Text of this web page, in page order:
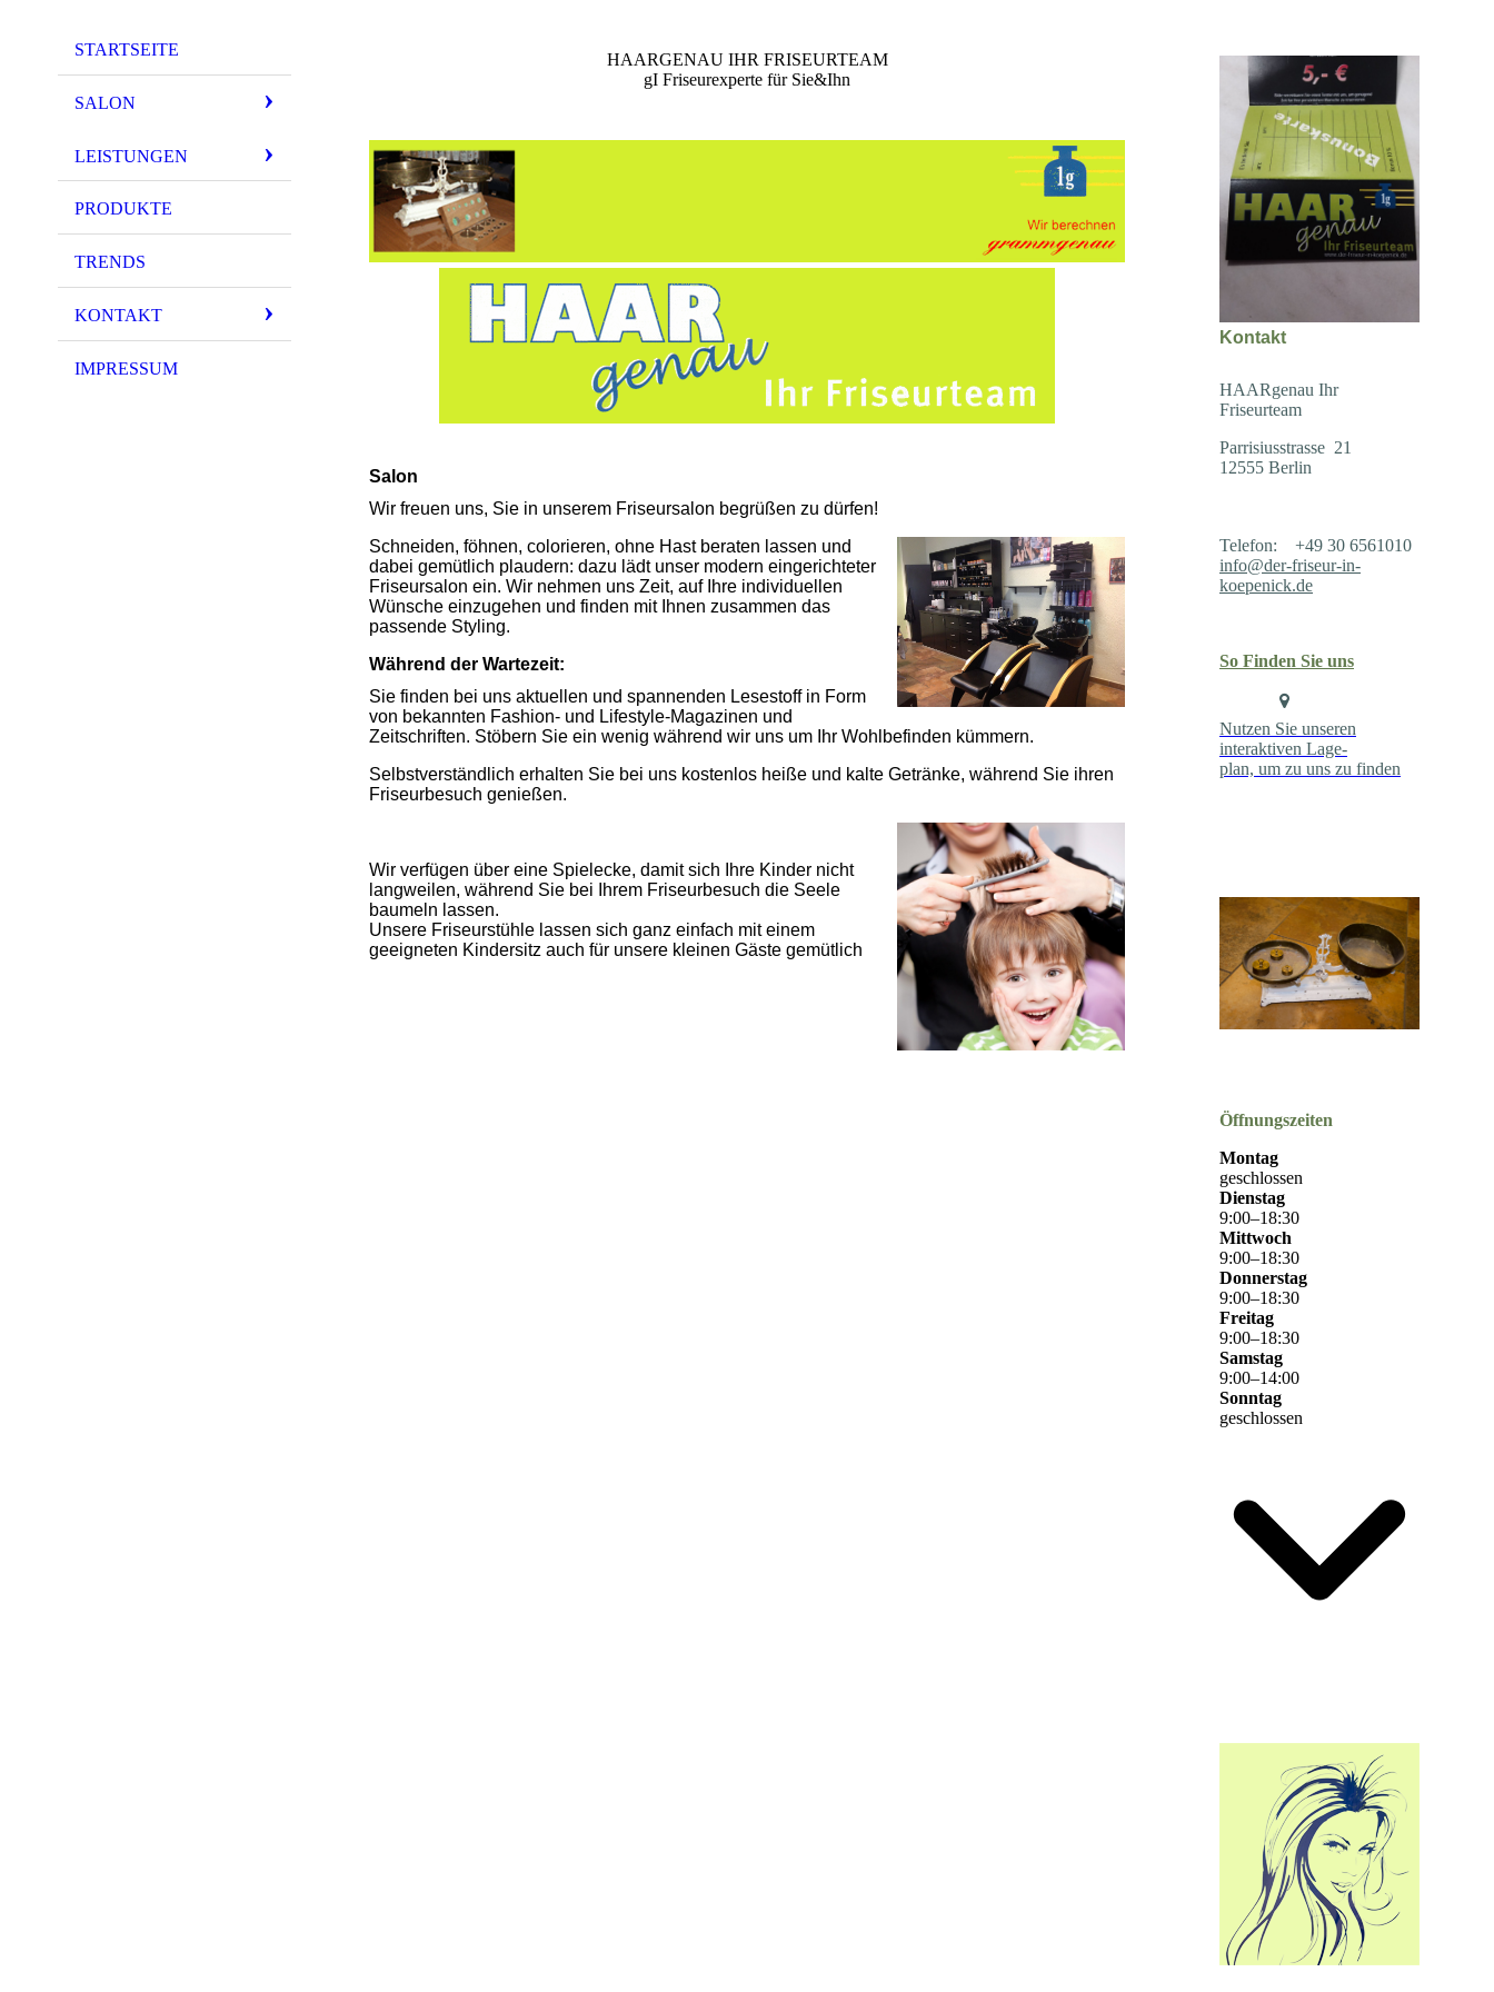
STARTSEITE
SALON
LEISTUNGEN
PRODUKTE
TRENDS
KONTAKT
IMPRESSUM
HAARGENAU IHR FRISEURTEAM
gI Friseurexperte für Sie&Ihn
Salon
Wir freuen uns, Sie in unserem Friseursalon begrüßen zu dürfen!
Schneiden, föhnen, colorieren, ohne Hast beraten lassen und
dabei gemütlich plaudern: dazu lädt unser modern eingerichteter
Friseursalon ein. Wir nehmen uns Zeit, auf Ihre individuellen
Wünsche einzugehen und finden mit Ihnen zusammen das
passende Styling.
Während der Wartezeit:
Sie finden bei uns aktuellen und spannenden Lesestoff in Form
von bekannten Fashion- und Lifestyle-Magazinen und
Zeitschriften. Stöbern Sie ein wenig während wir uns um Ihr Wohlbefinden kümmern.
Selbstverständlich erhalten Sie bei uns kostenlos heiße und kalte Getränke, während Sie ihren
Friseurbesuch genießen.
Wir verfügen über eine Spielecke, damit sich Ihre Kinder nicht
langweilen, während Sie bei Ihrem Friseurbesuch die Seele
baumeln lassen.
Unsere Friseurstühle lassen sich ganz einfach mit einem
geeigneten Kindersitz auch für unsere kleinen Gäste gemütlich
Kontakt
HAARgenau Ihr
Friseurteam
Parrisiusstrasse 21
12555 Berlin
Telefon: +49 30 6561010
info@der-friseur-in-
koepenick.de
So Finden Sie uns
Nutzen Sie unseren
interaktiven Lage-
plan, um zu uns zu finden
Öffnungszeiten
Montag
geschlossen
Dienstag
9:00–18:30
Mittwoch
9:00–18:30
Donnerstag
9:00–18:30
Freitag
9:00–18:30
Samstag
9:00–14:00
Sonntag
geschlossen